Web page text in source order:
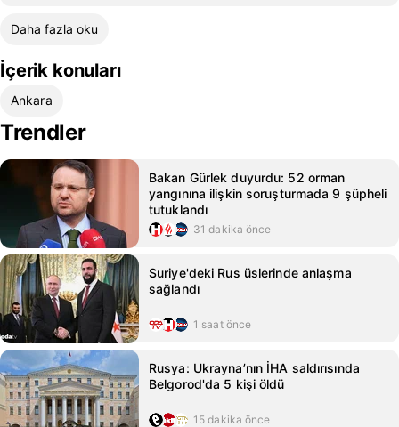
Daha fazla oku
İçerik konuları
Ankara
Trendler
Bakan Gürlek duyurdu: 52 orman
yangınına ilişkin soruşturmada 9 şüpheli
tutuklandı
31 dakika önce
Suriye'deki Rus üslerinde anlaşma
sağlandı
1 saat önce
Rusya: Ukrayna’nın İHA saldırısında
Belgorod'da 5 kişi öldü
15 dakika önce